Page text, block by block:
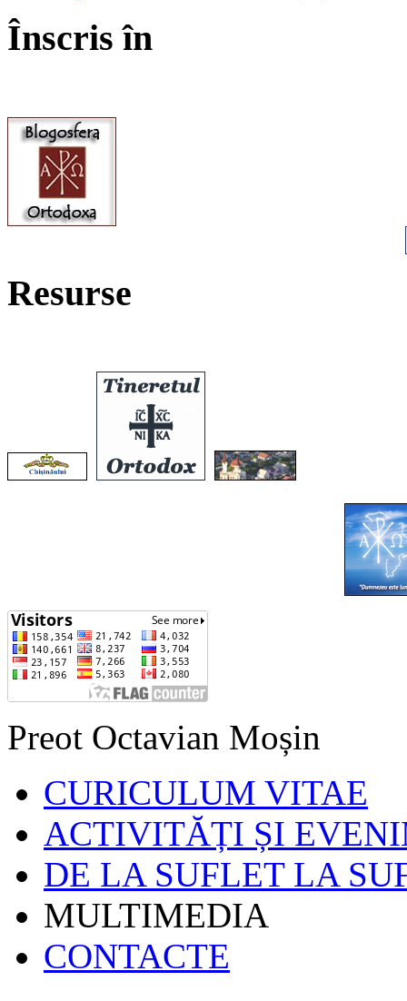
Înscris în
Resurse
Preot Octavian Moșin
CURICULUM VITAE
ACTIVITĂȚI ȘI
DE LA SUFLET LA
MULTIMEDIA
CONTACTE